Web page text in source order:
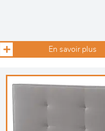
En savoir plus